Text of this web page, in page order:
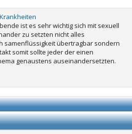
ist es sehr wichtig sich mit sexuell
zu setzten nicht alles
samenflüssigkeit übertragbar sondern
somit sollte jeder der einen
genaustens auseinandersetzten.